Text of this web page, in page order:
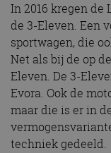
In 2016 kregen
de 3-Eleven. Een
sportwagen, die
Net als bij de op
Eleven. De 3-
Evora. Ook de
maar die is er in
techniek gedeeld.